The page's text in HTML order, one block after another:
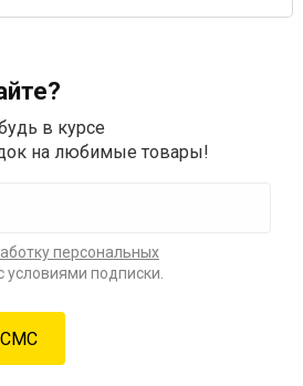
в курсе
на любимые товары!
персональных
условиями подписки.